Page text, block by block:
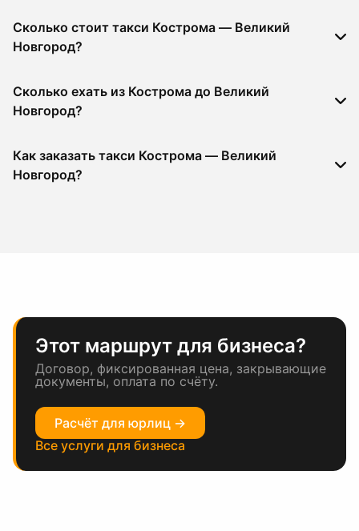
Сколько стоит такси Кострома — Великий
Новгород?
Сколько ехать из Кострома до Великий
Новгород?
Как заказать такси Кострома — Великий
Новгород?
Этот маршрут для бизнеса?
Договор, фиксированная цена, закрывающие
документы, оплата по счёту.
Расчёт для юрлиц →
Все услуги для бизнеса